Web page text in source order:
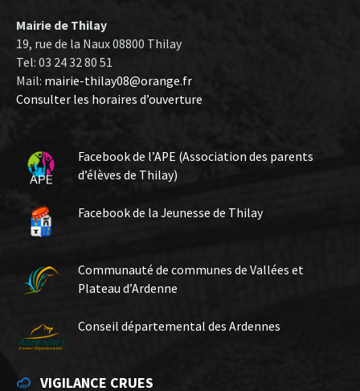
Mairie de Thilay
19, rue de la Naux 08800 Thilay
Tel: 03 24 32 80 51
Mail: mairie-thilay08@orange.fr
Consulter les horaires d’ouverture
Facebook de l’APE (Association des parents
d’élèves de Thilay)
Facebook de la Jeunesse de Thilay
Communauté de communes de Vallées et
Plateau d’Ardenne
Conseil départemental des Ardennes
VIGILANCE CRUES